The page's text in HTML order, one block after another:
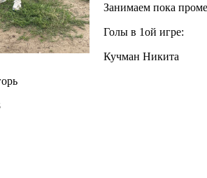
Занимаем пока
Голы в 1ой игре:
Кучман Никита